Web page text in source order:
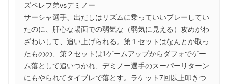
ズベレフ弟vsデミノー
サーシャ選手、出だしはリズムに乗っていいプレーしてい
たのに、肝心な場面での弱気な（弱気に見える）攻めがわ
ざわいして、追い上げられる。第１セットはなんとか取っ
たものの、第２セットは1ゲームアップからダフォでゲー
ム落として追いつかれ、デミノー選手のスーパーリターン
にもやられてタイブレで落とす。ラケット7回以上叩きつ